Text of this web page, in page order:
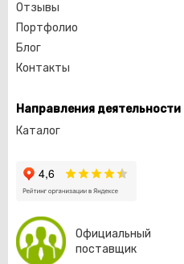
Отзывы
Портфолио
Блог
Контакты
Направления деятельности
Каталог
Официальный
поставщик